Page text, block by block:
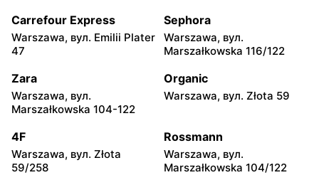
35
104
Żabka
Grzybowska 2
Żabka
Żabka
Chałubińskiego 8
Żabka
73
Żabka Żabka
Carrefour Express
Warszawa, вул. Emilii Plater
47
Sephora
Warszawa, вул.
Marszałkowska 116/122
Zara
Warszawa, вул.
Marszałkowska 104-122
Organic
Warszawa, вул. Złota 59
4F
Warszawa, вул. Złota
59/258
Rossmann
Warszawa, вул.
Marszałkowska 104/122